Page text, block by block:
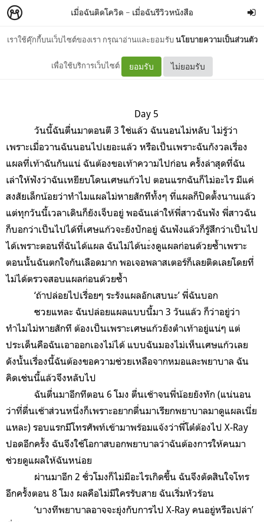
เราใช้คุ๊กกี้บนเว็บไซต์ของเรา กรุณาอ่านและยอมรับนโยบายความเป็นส่วนตัว
เพื่อใช้บริการเว็บไซต์ ยอมรับ ไม่ยอมรับ
เมื่อฉันติดโควิด – เมื่อฉันรีวิวหนังสือ
Day 5
Day 5
วันนี้ฉันตื่นมาตอนตี 3 ใช่แล้ว ฉันนอนไม่หลับ ไม่รู้ว่า
เพราะเมื่อวานฉันนอนไปเยอะแล้ว หรือเป็นเพราะฉันกังวลเรื่อง
แผลที่เท้าฉันกันแน่ ฉันต้องขอเท้าความไปก่อน ครั้งล่าสุดที่ฉัน
เล่าให้ฟังว่าฉันเหยียบโดนเศษแก้วไป ตอนแรกฉันก็ไม่อะไร มีแค่
สงสัยเล็กน้อยว่าทำไมแผลไม่หายสักทีทั้งๆ ที่แผลก็ปิดตั้งนานแล้ว
แต่ทุกวันนี้เวลาเดินก็ยังเจ็บอยู่ พอฉันเล่าให้พี่สาวฉันฟัง พี่สาวฉัน
ก็บอกว่าเป็นไปได้ที่เศษแก้วจะยังปักอยู่ ฉันฟังแล้วก็รู้สึกว่าเป็นไป
ได้เพราะตอนที่ฉันได้แผล ฉันไม่ได้นะ่งดูแผลก่อนด้วยซ้ำเพราะ
ตอนนั้นฉันตกใจกันเลือดมาก พอเจอพลาสเตอร์ก็เลยติดเลยโดยที่
ไม่ได้ตรวจสอบแผลก่อนด้วยซ้ำ
‘ถ้าปล่อยไปเรื่อยๆ ระรังแผลอักเสบนะ’ พี่ฉันบอก
ซวยแหละ ฉันปล่อยแผลแบบนี้มา 3 วันแล้ว ก็ว่าอยู่ว่า
ทำไมไม่หายสักที ต้องเป็นเพราะเศษแก้วยังตำเท้าอยู่แน่ๆ แต่
ประเด็นคือฉันเอาออกเองไม่ได้ แบบฉันมองไม่เห็นเศษแก้วเลย
ดังนั้นเรื่องนี้ฉันต้องขอความช่วยเหลือจากหมอและพยาบาล ฉัน
คิดเช่นนี้แล้วจึงหลับไป
ฉันตื่นมาอีกทีตอน 6 โมง ตื่นเช้าจนพี่น้อยยังทัก (แน่นอน
ว่าที่ตื่นเช้าส่วนหนึ่งก็เพราะอยากตื่นมาเรียกพยาบาลมาดูแผลเนี่ย
แหละ) รอบแรกมีโทรศัพท์เข้ามาพร้อมแจ้งว่าพี่โต๋ต้องไป X-Ray
ปอดอีกครั้ง ฉันจึงใช้โอกาสบอกพยาบาลว่าฉันต้องการให้คนมา
ช่วยดูแผลให้ฉันหน่อย
ผ่านมาอีก 2 ชั่วโมงก็ไม่มีอะไรเกิดขึ้น ฉันจึงตัดสินใจโทร
อีกครั้งตอน 8 โมง ผลคือไม่มีใครรับสาย ฉันเริ่มหัวร้อน
‘บางทีพยาบาลอาจจะยุ่งกับการไป X-Ray คนอยู่หรือเปล่า’